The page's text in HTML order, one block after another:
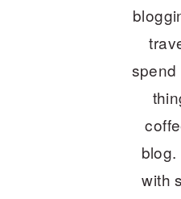
spend
with